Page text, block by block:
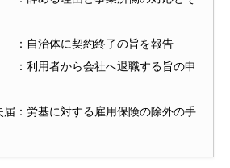
：自治体に契約終了の旨を報告
者から会社へ退職する旨の申
届：労基に対する雇用保険の除外の手